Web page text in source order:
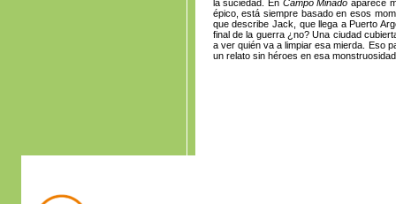
la suciedad. En Campo Minado aparece
épico, está siempre basado en esos
que describe Jack, que llega a Puerto
final de la guerra ¿no? Una ciudad
a ver quién va a limpiar esa mierda. Eso
un relato sin héroes en esa